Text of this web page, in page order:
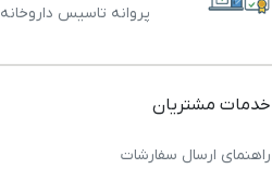
پروانه تاسیس داروخانه
خدمات مشتریان
راهنمای ارسال سفارشات